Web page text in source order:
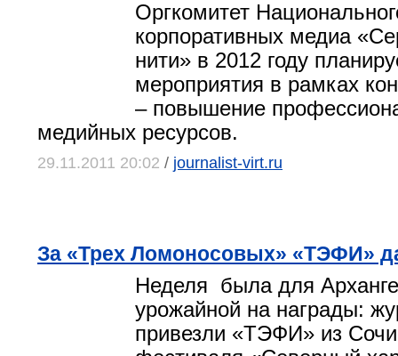
Оргкомитет
корпоративных медиа
нити» в 2012 году
мероприятия в рамках
– повышение
медийных ресурсов.
29.11.2011 20:02 / journalist-virt.ru
За «Трех Ломоносовых» «ТЭФИ»
Неделя была для
урожайной на награды:
привезли «ТЭФИ» из